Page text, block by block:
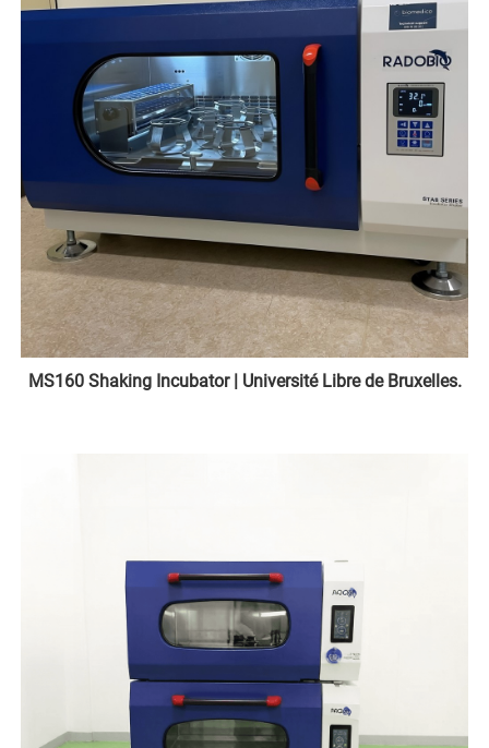
MS160 Shaking Incubator | Université Libre de Bruxelles.